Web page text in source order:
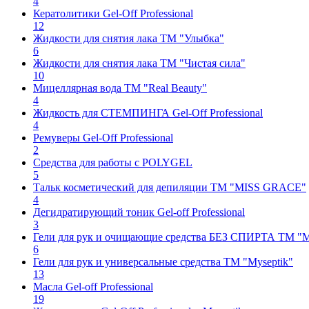
Кератолитики Gel-Off Professional
12
Жидкости для снятия лака ТМ "Улыбка"
6
Жидкости для снятия лака ТМ "Чистая сила"
10
Мицеллярная вода TM "Real Beauty"
4
Жидкость для СТЕМПИНГА Gel-Off Professional
4
Ремуверы Gel-Off Professional
2
Средства для работы с POLYGEL
5
Тальк косметический для депиляции ТМ "MISS GRACE"
4
Дегидратирующий тоник Gel-off Professional
3
Гели для рук и очищающие средства БЕЗ СПИРТА ТМ
6
Гели для рук и универсальные средства ТМ "Myseptik"
13
Масла Gel-off Professional
19